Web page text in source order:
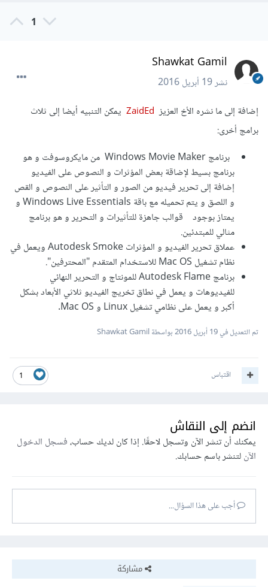
1
Shawkat Gamil
نشر19 أبريل 2016
إضافة إلى ما نشره الأخ العزيز ZaidEdيمكن التنبيه أيضا إلى ثلاث
برامج أخرى:
برنامج Windows Movie Maker من مايكروسوفت و هو
برنامج بسيط لإضاقة بعض المؤثرات و النصوص على الفيديو
إضافة إلى تحرير فيديو من الصور و التأثير على النصوص و القص
و اللصق و يتم تحميله مع باقة Windows Live Essentials و
يمتاز بوجود قوالب جاهزة للتأثيرات و التحرير و هو برنامج
مثالي للمبتدئين.
عملاق تحرير الفيديو و المؤثرات Autodesk Smoke ويعمل في
نظام تشغيل Mac OS للاستخدام المتقدم "المحترفين".
برنامج Autodesk Flame للمونتاج و التحرير النهائي
للفيديوهات و يعمل في نطاق تخريج الفيديو ثلاثي الأبعاد بشكل
أكبر و يعمل على نظامي تشغيل Linux و Mac OS.
تم التعديل في19 أبريل 2016 بواسطة Shawkat Gamil
1 اقتباس
انضم إلى النقاش
يمكنك أن تنشر الآن وتسجل لاحقًا. إذا كان لديك حساب،فسجل الدخول
الآنلتنشر باسم حسابك.
أجب على هذا السؤال...
مشاركة